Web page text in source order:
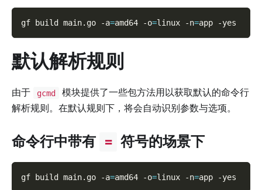
gf build main.go -a=amd64 -o=linux -n=app -yes
默认解析规则
由于 gcmd
模块提供了一些包方法用以获取默认的命令行
解析规则。在默认规则下，将会自动识别参数与选项。
命令行中带有 = 符号的场景下
gf build main.go -a=amd64 -o=linux -n=app -yes